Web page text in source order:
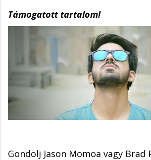
Támogatott tartalom!
Gondolj Jason Momoa vagy Brad